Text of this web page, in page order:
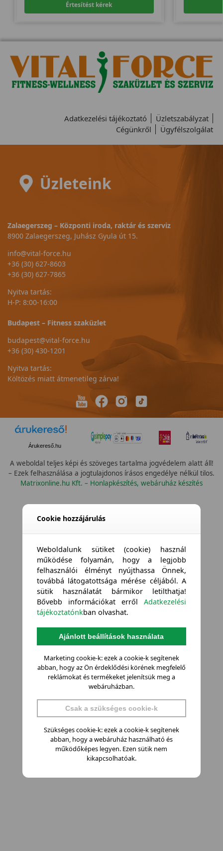
Értesítést kérek
Adatkezelési tájékoztató
Üzletszabályzat
Cégünkről
Ügyfélszolgálat
Üzleteink
Zalaegerszeg – Központi iroda, raktár és szerviz
8900 Zalaegerszeg, Juhász Gyula út 15.
info@vital-force.hu
+36 (30) 627-8603
+36 (30) 627-7865
Nyitva tartás:
H-P: 8:00-16:00
Budapest – Fitness szaküzlet
budapest@vital-force.hu
+36 (30) 430-1201
Nyitva tartás:
Költözés miatt átmenetileg zárva!
Árukereső.hu
A weboldal teljes képi és szöveges tartalma jogvédelem alatt áll!
– Ezek felhasználása a jogtulajdonos írásos engedélye nélkül tilos.
Matrixonline.hu Kft. – Honlapkészítés, webáruház készítés
Cookie hozzájárulás
Weboldalunk sütiket (cookie) használ
működése folyamán, hogy a legjobb
felhasználói élményt nyújthassa Önnek,
továbbá látogatottsága mérése céljából. A
sütik használatát bármikor letilthatja!
Bővebb információkat errőlAdatkezelési
tájékoztatónkban olvashat.
Ajánlott beállítások használata
Marketing cookie-k: ezek a cookie-k segítenek
abban, hogy az Ön érdeklődési körének megfelelő
reklámokat és termékeket jelenítsük meg a
webáruházban.
Csak a szükséges cookie-k
Szükséges cookie-k: ezek a cookie-k segítenek
abban, hogy a webáruház használható és
működőképes legyen. Ezen sütik nem
kikapcsolhatóak.